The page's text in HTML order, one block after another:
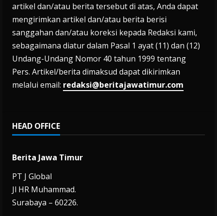
artikel dan/atau berita tersebut di atas, Anda dapat
mengirimkan artikel dan/atau berita berisi
sanggahan dan/atau koreksi kepada Redaksi kami,
sebagaimana diatur dalam Pasal 1 ayat (11) dan (12)
Undang-Undang Nomor 40 tahun 1999 tentang
Pers. Artikel/berita dimaksud dapat dikirimkan
melalui email: redaksi@beritajawatimur.com
HEAD OFFICE
Berita Jawa Timur
PT J Global
Jl HR Muhammad.
Surabaya – 60226.